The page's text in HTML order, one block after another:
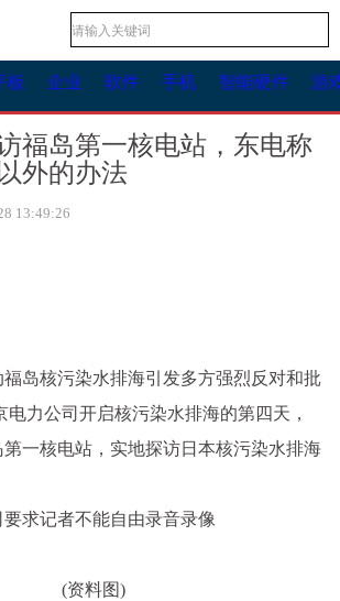
板 企业 软件 手机 智能硬件 游
福岛第一核电站，东电称
外的办法
13:49:26
福岛核污染水排海引发多方强烈反对和批
电力公司开启核污染水排海的第四天，
一核电站，实地探访日本核污染水排海
求记者不能自由录音录像
(资料图)